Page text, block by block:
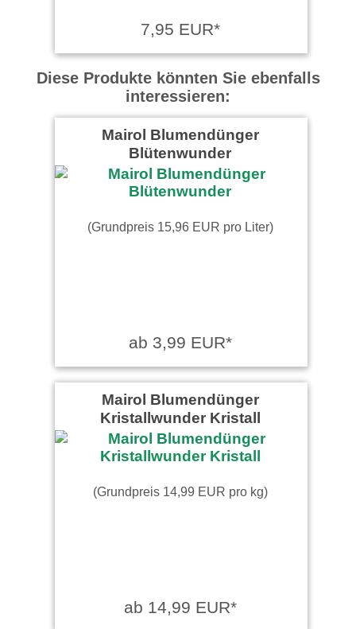
7,95 EUR*
Diese Produkte könnten Sie ebenfalls
interessieren:
Mairol Blumendünger
Blütenwunder
(Grundpreis 15,96 EUR pro Liter)
ab 3,99 EUR*
Mairol Blumendünger
Kristallwunder Kristall
(Grundpreis 14,99 EUR pro kg)
ab 14,99 EUR*